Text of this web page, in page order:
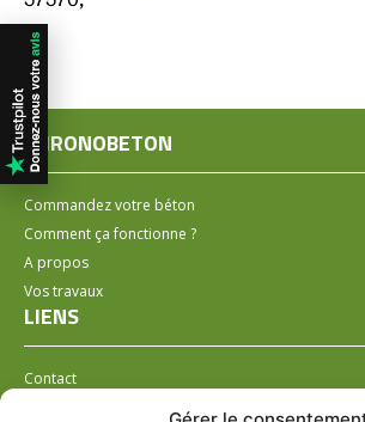
CHRONOBETON
Commandez votre béton
Comment ça fonctionne ?
A propos
Vos travaux
LIENS
Contact